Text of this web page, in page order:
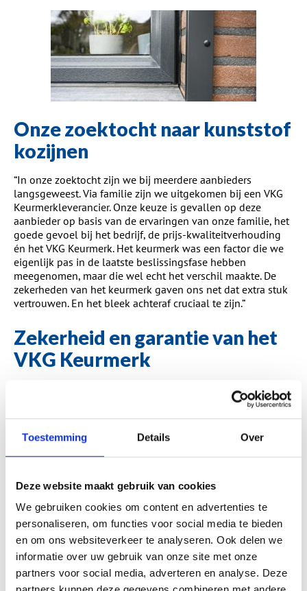
Toestemming Details Over
Deze website maakt gebruik van cookies
We gebruiken cookies om content en advertenties te
personaliseren, om functies voor social media te bieden
en om ons websiteverkeer te analyseren. Ook delen we
informatie over uw gebruik van onze site met onze
partners voor social media, adverteren en analyse. Deze
Onze zoektocht naar kunststof
kozijnen
“In onze zoektocht zijn we bij meerdere aanbieders
langsgeweest. Via familie zijn we uitgekomen bij een VKG
Keurmerkleverancier.Onze keuze is gevallen op deze
aanbiederop basis van de ervaringen van onze familie, het
goede gevoel bij het bedrijf, de prijs-kwaliteitverhouding
én het VKG Keurmerk. Het keurmerk was een factor die we
eigenlijk pas in de laatste beslissingsfase hebben
meegenomen, maar die wel echt het verschil maakte. De
zekerheden van het keurmerk gaven ons net dat extra stuk
vertrouwen.En het bleek achteraf cruciaal te zijn.”
Zekerheid en garantie van het
VKG Keurmerk
De kozijnen boven en onder zijn in twee fasen geplaatst.
Helaas had de fabrikant met tegenslagen te maken,
waardoor de communicatie en voortgang niet soepel
helder en zijn we op zoek gegaan naar een partij die voor
ons alles kon afmaken. We zaten midden in een
naar een andere partij hebben we veel profijt gehad van
De juiste oplossing
“Het VKGKeurmerk heeft ervoor gezorgd dat we snel
terecht konden bijKozijndeluxe, waardoor de
werkzaamheden weinig vertraging opliepen. Achteraf